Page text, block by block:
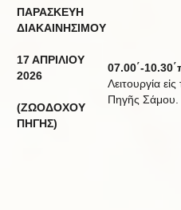
ΠΑΡΑΣΚΕΥΗ
ΔΙΑΚΑΙΝΗΣΙΜΟΥ
17 ΑΠΡΙΛΙΟΥ
2026
(ΖΩΟΔΟΧΟΥ
ΠΗΓΗΣ)
07.00΄-
Λειτουργία
Πηγῆς Σάμου.